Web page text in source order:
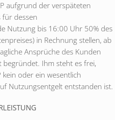
aufgrund der verspäteten
für dessen
Nutzung bis 16:00 Uhr 50% des
in Rechnung stellen, ab
Ansprüche des Kunden
Ihm steht es frei,
kein oder ein wesentlich
Nutzungsentgelt entstanden ist.